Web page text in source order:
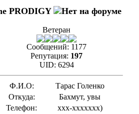
PRODIGY
Ветеран
Сообщений: 1177
Репутация: 197
UID: 6294
Ф.И.О:
Тарас Голенко
Откуда:
Бахмут, увы
Телефон:
xxx-xxxxxxx)